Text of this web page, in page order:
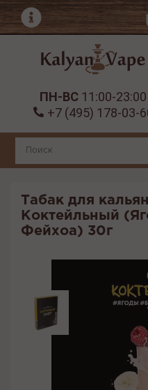
ПН-ВС 11:00-23:00
+7 (495) 178-03-
Табак для
Коктейльный
Фейхоа) 30г